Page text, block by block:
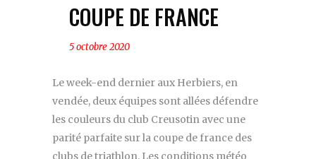
COUPE DE FRANCE
5 octobre 2020
Le week-end dernier aux Herbiers, en
vendée, deux équipes sont allées défendre
les couleurs du club Creusotin avec une
parité parfaite sur la coupe de france des
clubs de triathlon. Les conditions météo